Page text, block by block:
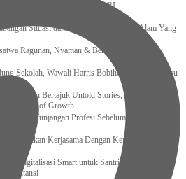
Exit Meeting Bersama BPK RI
Situasi dan Penanganan Bencana Alam Yang
Ragunan, Nyaman & Bersih di Kunjungi
Sekolah, Wawali Harris Bobihoe : Tonggak Baru
Collection Bertajuk Untold Stories, Irene Umar :
Engine of Growth
Terima Tunjangan Profesi Sebelum Lebaran
Sahkan Kerjasama Dengan Kemenbud
dan Digitalisasi Smart untuk Santri Produktif
Intansi